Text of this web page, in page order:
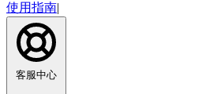
使用指南|